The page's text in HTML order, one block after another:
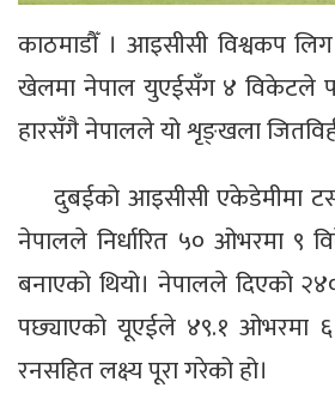
काठमाडौँ । आइसीसी विश्वकप
खेलमा नेपाल युएईसँग ४ विकेटले
हारसँगै नेपालले यो शृङ्खला
दुबईको आइसीसी एकेडेमीमा
नेपालले निर्धारित ५० ओभरमा ९
बनाएको थियो। नेपालले दिएको
पछ्याएको यूएईले ४९.१ ओभरमा
रनसहित लक्ष्य पूरा गरेको हो।